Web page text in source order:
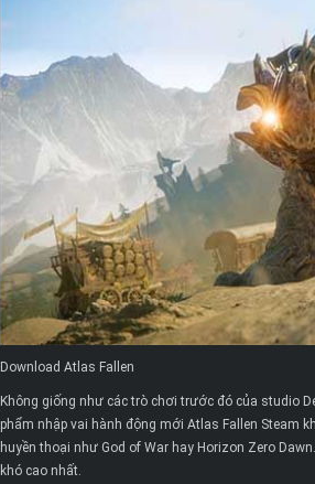
Download Atlas Fallen
Không giống như các trò chơi trước đó của studio
phẩm nhập vai hành động mới Atlas Fallen Steam
huyền thoại như God of War hay Horizon Zero
khó cao nhất.